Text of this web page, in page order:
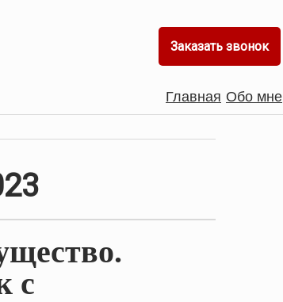
Заказать звонок
Главная Обо мне
с